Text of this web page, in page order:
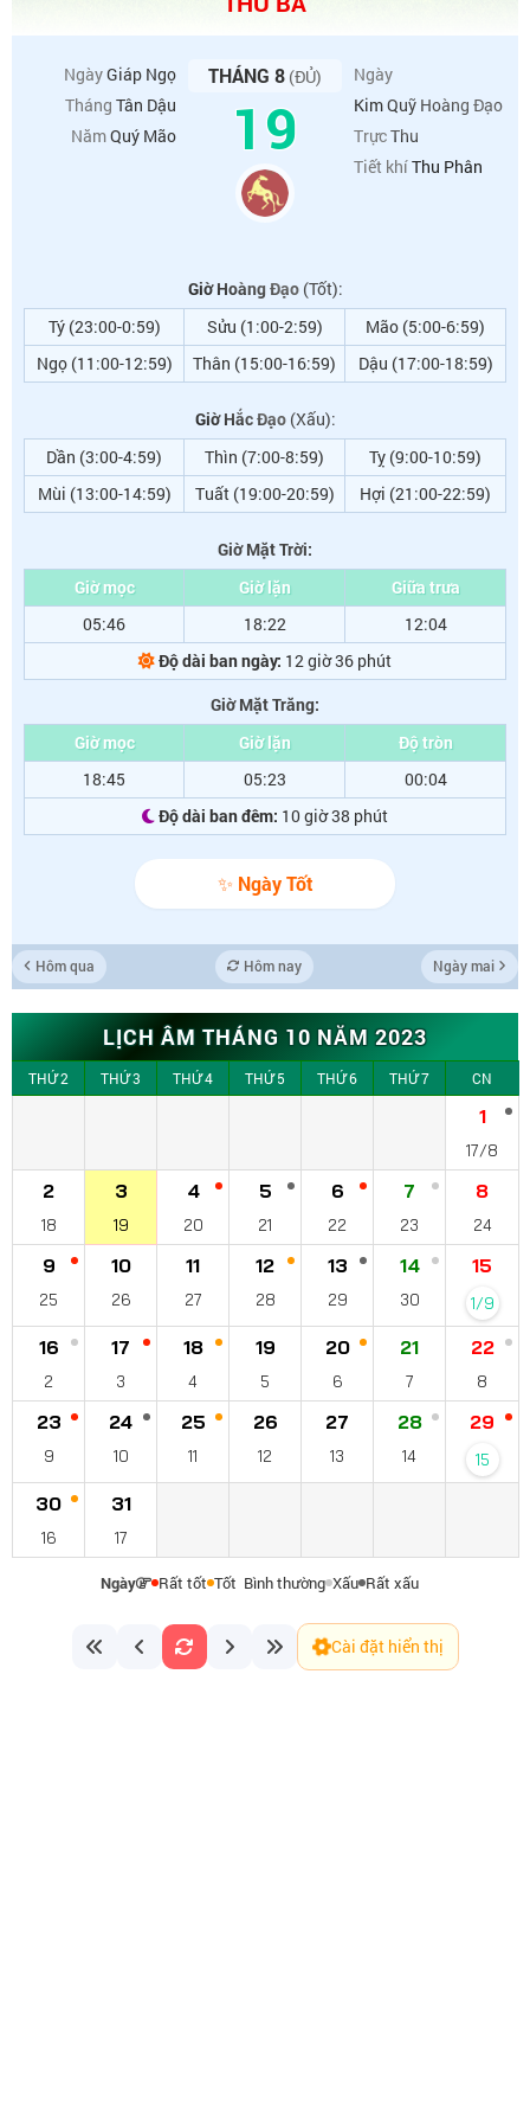
NgàyGiáp Ngọ
ThángTân Dậu
NămQuý Mão
THÁNG 8(ĐỦ)
19
Ngày
Kim Quỹ Hoàng Đạo
TrựcThu
Tiết khíThu Phân
Giờ Hoàng Đạo(Tốt):
Tý (23:00-0:59)
Sửu (1:00-2:59)
Mão (5:00-6:59)
Ngọ (11:00-12:59)
Thân (15:00-16:59) Dậu (17:00-18:59)
Giờ Hắc Đạo(Xấu):
Dần (3:00-4:59)
Thìn (7:00-8:59)
Tỵ (9:00-10:59)
Mùi (13:00-14:59)
Tuất (19:00-20:59) Hợi (21:00-22:59)
Giờ Mặt Trời:
Giờ mọc
Giờ lặn
Giữa trưa
05:46
18:22
12:04
Độ dài ban ngày: 12 giờ 36 phút
Giờ Mặt Trăng:
Giờ mọc
Giờ lặn
Độ tròn
18:45
05:23
00:04
Độ dài ban đêm: 10 giờ 38 phút
✨ Ngày Tốt
Hôm qua Hôm nay Ngày mai
LỊCH ÂM THÁNG 10 NĂM 2023
THỨ 2 THỨ 3 THỨ 4 THỨ 5 THỨ 6 THỨ 7 CN
1
17/8
2
18
3
19
4
20
5
21
6
22
7
23
8
24
9
25
10
26
11
27
12
28
13
29
14
30
15
1/9
16
2
17
3
18
4
19
5
20
6
21
7
22
8
23
9
24
10
25
11
26
12
27
13
28
14
29
15
30
16
31
17
Ngày Rất tốt Tốt Bình thường Xấu Rất xấu
Cài đặt hiển thị